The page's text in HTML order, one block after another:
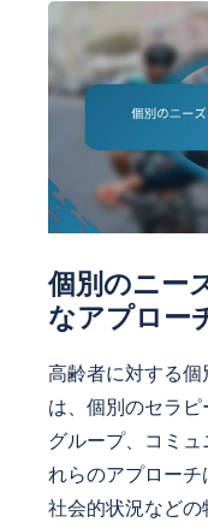
個別のニー
なアプロー
高齢者に対する
は、個別のセラ
グループ、コミ
れらのアプローチ
社会的状況などの